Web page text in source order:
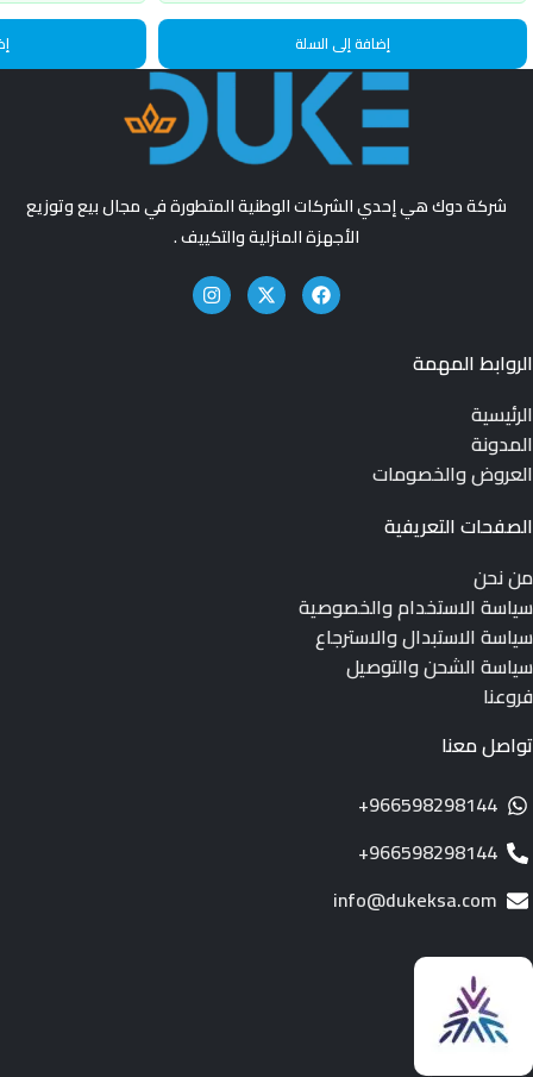
إضافة إلى السلة
شركة دوك هي إحدي الشركات الوطنية المتطورة في مجال بيع وتوزيع
الأجهزة المنزلية والتكييف .
الروابط المهمة
الرئيسية
المدونة
العروض والخصومات
الصفحات التعريفية
من نحن
سياسة الاستخدام والخصوصية
سياسة الاستبدال والاسترجاع
سياسة الشحن والتوصيل
فروعنا
تواصل معنا
966598298144+
966598298144+
info@dukeksa.com